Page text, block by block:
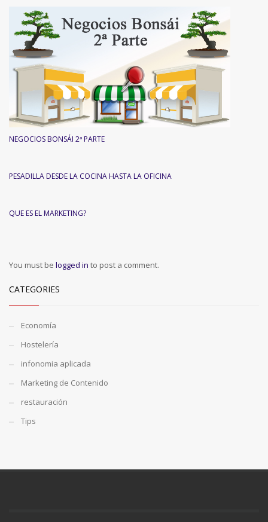
NEGOCIOS BONSÁI 2ª PARTE
PESADILLA DESDE LA COCINA HASTA LA OFICINA
QUE ES EL MARKETING?
You must be logged in to post a comment.
CATEGORIES
Economía
Hostelería
infonomia aplicada
Marketing de Contenido
restauración
Tips